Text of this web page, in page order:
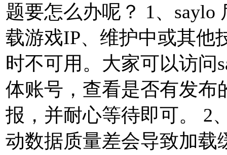
题要怎么办呢？ 1、saylo
载游戏IP、维护中或其他
时不可用。大家可以访问
体账号，查看是否有发布
报，并耐心等待即可。 2
动数据质量差会导致加载